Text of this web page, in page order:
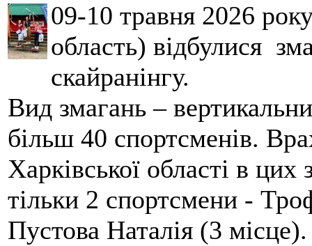
09-10 травня 2026
область) відбулися
скайранінгу.
Вид змагань –
більш 40 спортсменів.
Харківської області в
тільки 2 спортсмени -
Пустова Наталія (3 місце).